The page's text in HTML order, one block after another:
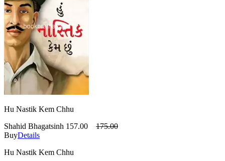
Hu Nastik Kem Chhu
Shahid Bhagatsinh 157.00
175.00
BuyDetails
Hu Nastik Kem Chhu